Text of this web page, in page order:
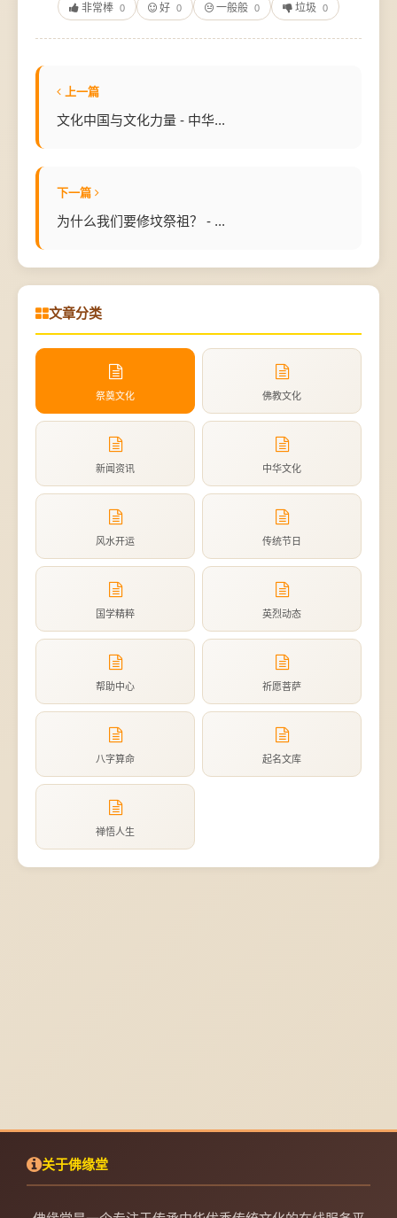
非常棒 0 好 0 一般般 0 垃圾 0
上一篇
文化中国与文化力量 - 中华...
下一篇
为什么我们要修坟祭祖？ - ...
文章分类
祭奠文化 佛教文化
新闻资讯 中华文化
风水开运 传统节日
国学精粹 英烈动态
帮助中心 祈愿菩萨
八字算命 起名文库
禅悟人生
关于佛缘堂